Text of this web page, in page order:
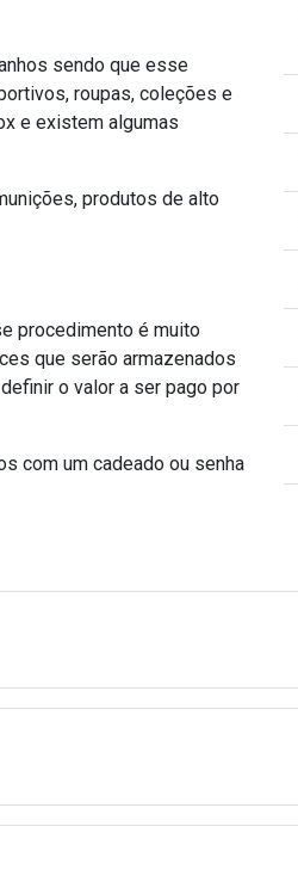
sendo que esse
roupas, coleções e
e existem algumas
produtos de alto
procedimento é muito
que serão armazenados
o valor a ser pago por
com um cadeado ou senha